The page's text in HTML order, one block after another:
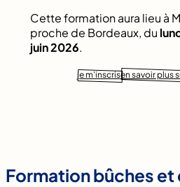
Cette formation aura lieu à
proche de Bordeaux, du
juin 2026.
je m’inscrisen savoir plus
Formation bûches